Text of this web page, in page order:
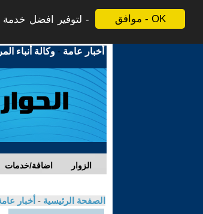
موافق - OK
لتوفير افضل خدمة
أخبار عامة -وكالة أنباء
اضافة/خدمات الزوار
الصفحة الرئيسية - أخبار